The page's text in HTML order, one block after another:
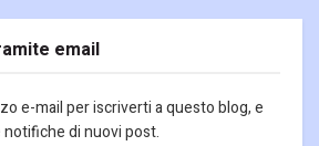
email
e-mail per iscriverti a questo blog, e
di nuovi post.